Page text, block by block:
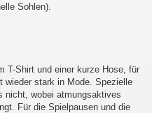
Sohlen).
T-Shirt und einer kurze Hose, für
wieder stark in Mode. Spezielle
nicht, wobei atmungsaktives
Für die Spielpausen und die